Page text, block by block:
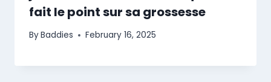
fait le point sur sa grossesse
ByBaddies February 16, 2025